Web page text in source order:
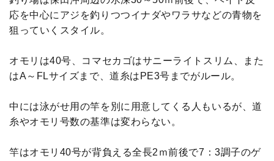
応を中心にアジを釣りつつイナダやワラサなどの青物を
狙っていくスタイル。
オモリは40号、コマセカゴはサニーライトスリム、また
はA～FLサイズまで、道糸はPE3号までがルール。
中には泳がせ用の竿を別に用意してくる人もいるが、道
糸やオモリ号数の基準は変わらない。
竿はオモリ40号が背負える全長2ｍ前後で7：3調子のゲ